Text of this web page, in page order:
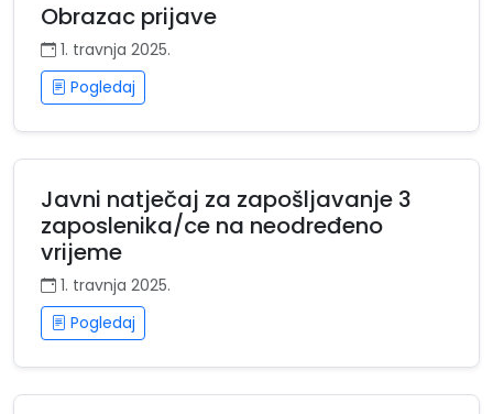
Obrazac prijave
1. travnja 2025.
Pogledaj
Javni natječaj za zapošljavanje 3
zaposlenika/ce na neodređeno
vrijeme
1. travnja 2025.
Pogledaj